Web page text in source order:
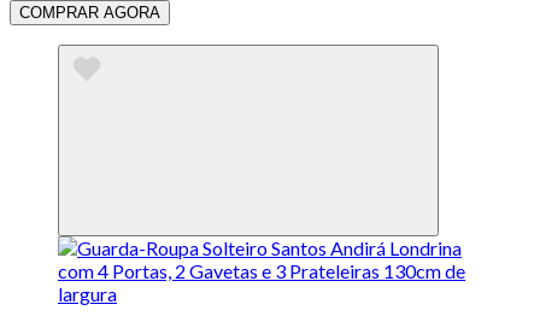
COMPRAR AGORA